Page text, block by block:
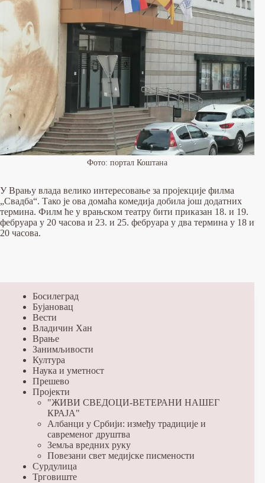
Фото: портал Коштана
У Врању влада велико интересовање за пројекције филма
„Свадба“. Тако је ова домаћа комедија добила још додатних
термина. Филм ће у врањском театру бити приказан 18. и 19.
фебруара у 20 часова и 23. и 25. фебруара у два термина у 18 и
20 часова.
Босилеград
Бујановац
Вести
Владичин Хан
Врање
Занимљивости
Култура
Наука и уметност
Прешево
Пројекти
"ЖИВИ СВЕДОЦИ-ВЕТЕРАНИ НАШЕГ
КРАЈА"
Албанци у Србији: између традиције и
савременог друштва
Земља вредних руку
Повезани свет медијске писмености
Сурдулица
Трговиште